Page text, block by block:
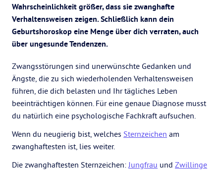
Wahrscheinlichkeit größer, dass sie zwanghafte
Verhaltensweisen zeigen. Schließlich kann dein
Geburtshoroskop eine Menge über dich verraten, auch
über ungesunde Tendenzen.
Zwangsstörungen sind unerwünschte Gedanken und
Ängste, die zu sich wiederholenden Verhaltensweisen
führen, die dich belasten und Ihr tägliches Leben
beeinträchtigen können. Für eine genaue Diagnose musst
du natürlich eine psychologische Fachkraft aufsuchen.
Wenn du neugierig bist, welches Sternzeichen am
zwanghaftesten ist, lies weiter.
Die zwanghaftesten Sternzeichen:Jungfrau und Zwillinge